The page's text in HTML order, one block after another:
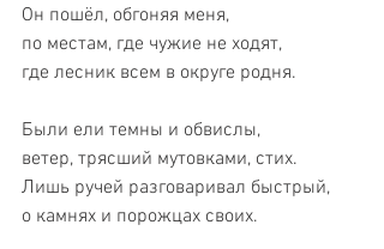
Он пошёл, обгоняя меня,
по местам, где чужие не ходят,
где лесник всем в округе родня.
Были ели темны и обвислы,
ветер, трясший мутовками, стих.
Лишь ручей разговаривал быстрый,
о камнях и порожцах своих.